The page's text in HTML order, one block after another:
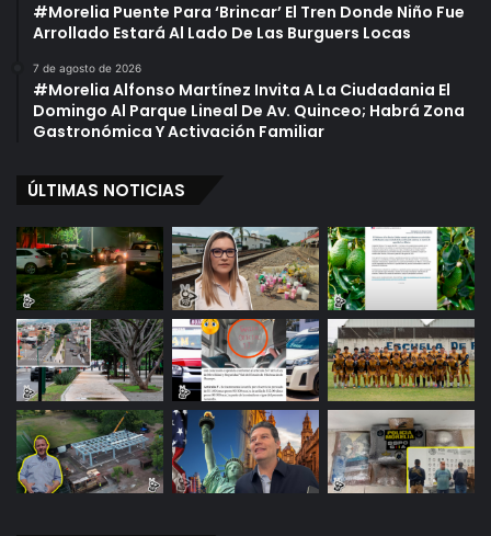
#Morelia Puente Para ‘Brincar’ El Tren Donde Niño Fue
Arrollado Estará Al Lado De Las Burguers Locas
7 de agosto de 2026
#Morelia Alfonso Martínez Invita A La Ciudadania El
Domingo Al Parque Lineal De Av. Quinceo; Habrá Zona
Gastronómica Y Activación Familiar
ÚLTIMAS NOTICIAS